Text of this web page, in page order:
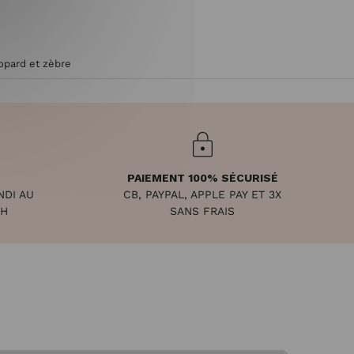
et zèbre
AU
PAIEMENT 100% SÉCURISÉ
CB, PAYPAL, APPLE PAY ET 3X
SANS FRAIS